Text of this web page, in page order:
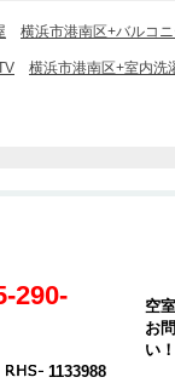
横浜市港南区+バルコ
横浜市港南区+室内洗
290-
1133988
空
お
い！